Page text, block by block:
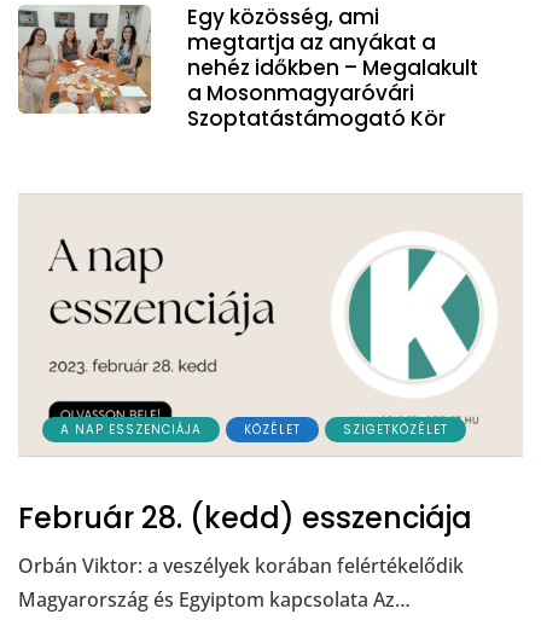
Egy közösség, ami
megtartja az anyákat a
nehéz időkben – Megalakult
a Mosonmagyaróvári
Szoptatástámogató Kör
A NAP ESSZENCIÁJA KÖZÉLET SZIGETKÖZÉLET
Február 28. (kedd) esszenciája
Orbán Viktor: a veszélyek korában felértékelődik
Magyarország és Egyiptom kapcsolata Az…